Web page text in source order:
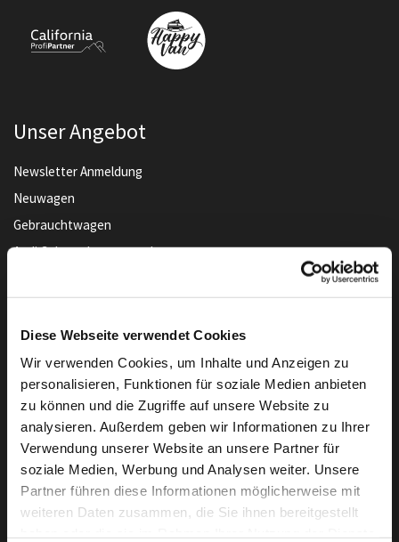
Diese Webseite verwendet Cookies
Wir verwenden Cookies, um Inhalte und Anzeigen zu
personalisieren, Funktionen für soziale Medien anbieten
zu können und die Zugriffe auf unsere Website zu
analysieren. Außerdem geben wir Informationen zu Ihrer
Verwendung unserer Website an unsere Partner für
soziale Medien, Werbung und Analysen weiter. Unsere
Partner führen diese Informationen möglicherweise mit
weiteren Daten zusammen, die Sie ihnen bereitgestellt
Unser Angebot
Newsletter Anmeldung
Neuwagen
Gebrauchtwagen
Audi Gebrauchtwagen :plus
Online-Terminbuchung
Für Geschäftskunden
Audi Business
BMW Geschäftskunden
Volkswagen Professional Class
Autowelt Schmidt